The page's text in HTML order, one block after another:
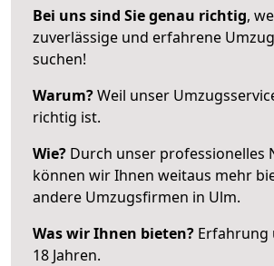
Bei uns sind Sie genau richtig,
zuverlässige und erfahrene
suchen!
Warum?Weil unser
richtig ist.
Wie? Durch unser professionelles
können wir Ihnen weitaus mehr
andere Umzugsfirmen in Ulm.
Was wir Ihnen bieten? Erfahrung
18 Jahren.